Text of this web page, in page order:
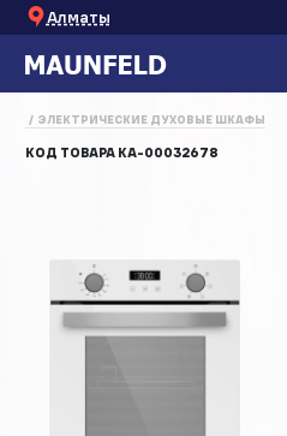
Алматы
ЭЛЕКТРИЧЕСКИЕ ДУХОВЫЕ ШКАФЫ
КОД ТОВАРА КА-00032678